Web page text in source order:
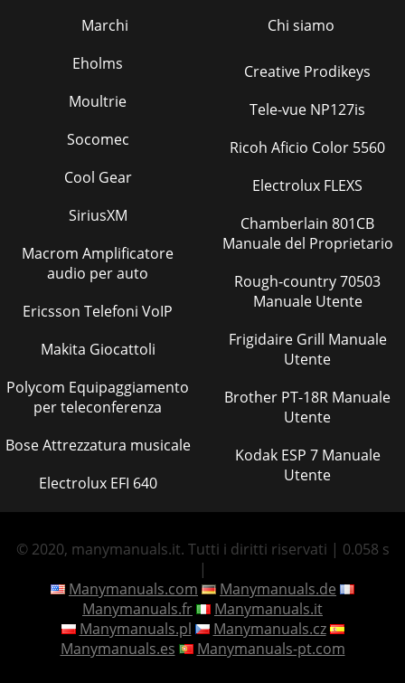
Marchi
Chi siamo
Eholms
Moultrie
Socomec
Cool Gear
SiriusXM
Macrom Amplificatore
audio per auto
Ericsson Telefoni VoIP
Makita Giocattoli
Polycom Equipaggiamento
per teleconferenza
Bose Attrezzatura musicale
Electrolux EFI 640
Creative Prodikeys
Tele-vue NP127is
Ricoh Aficio Color 5560
Electrolux FLEXS
Chamberlain 801CB
Manuale del Proprietario
Rough-country 70503
Manuale Utente
Frigidaire Grill Manuale
Utente
Brother PT-18R Manuale
Utente
Kodak ESP 7 Manuale
Utente
© 2020, manymanuals.it. Tutti i diritti riservati | 0.058 s
|
Manymanuals.com
Manymanuals.de
Manymanuals.fr
Manymanuals.it
Manymanuals.pl
Manymanuals.cz
Manymanuals.es
Manymanuals-pt.com